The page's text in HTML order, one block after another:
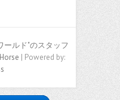
ールド"のスタッフ
| Powered by: